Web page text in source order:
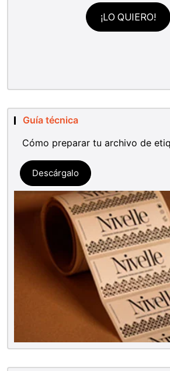
Guía técnica
Cómo preparar tu archivo de
Descárgalo